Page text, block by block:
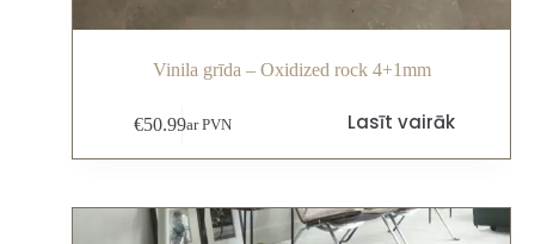
Vinila grīda – Oxidized rock 4+1mm
€50.99ar PVN Lasīt vairāk